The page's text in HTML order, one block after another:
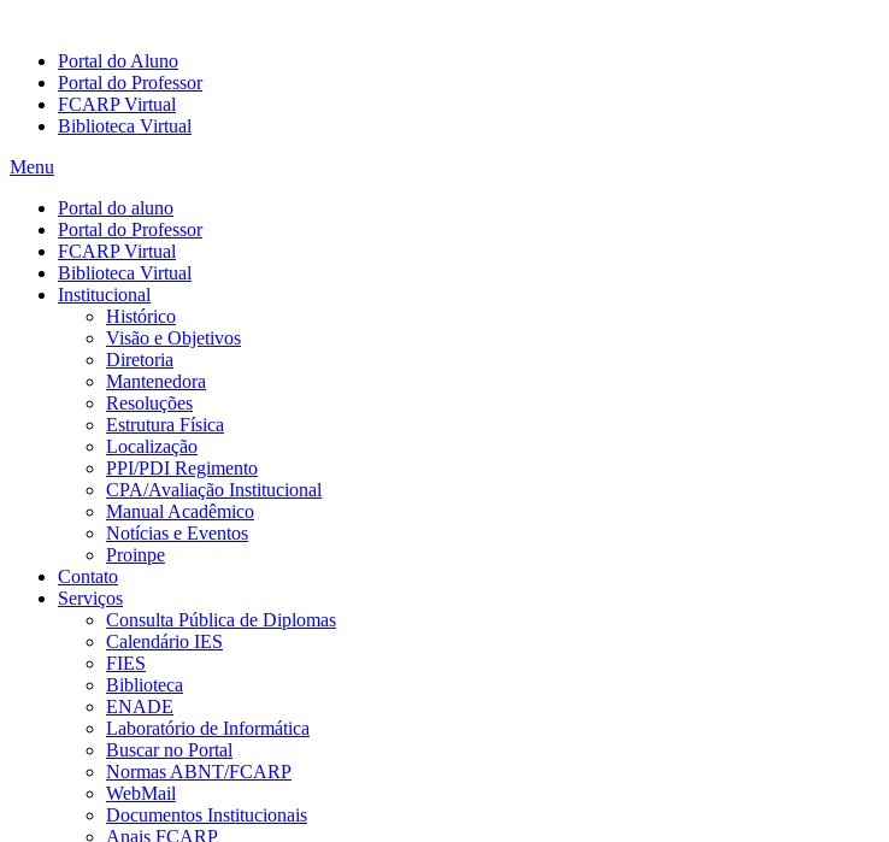
Portal do Aluno
Portal do Professor
FCARP Virtual
Biblioteca Virtual
Menu
Portal do aluno
Portal do Professor
FCARP Virtual
Biblioteca Virtual
Institucional
Histórico
Visão e Objetivos
Diretoria
Mantenedora
Resoluções
Estrutura Física
Localização
PPI/PDI Regimento
CPA/Avaliação Institucional
Manual Acadêmico
Notícias e Eventos
Proinpe
Contato
Serviços
Consulta Pública de Diplomas
Calendário IES
FIES
Biblioteca
ENADE
Laboratório de Informática
Buscar no Portal
Normas ABNT/FCARP
WebMail
Documentos Institucionais
Anais FCARP